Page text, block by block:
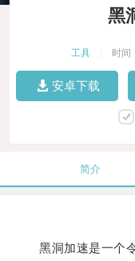
黑
工具 时间
安卓下载
简介
黑洞加速是一个令